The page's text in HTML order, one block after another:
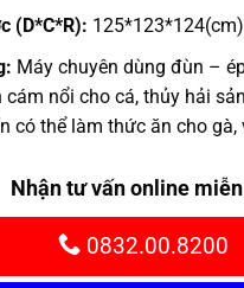
(D*C*R): 125*123*124(cm)
Máy chuyên dùng đùn –
cám nổi cho cá, thủy hải
có thể làm thức ăn cho gà,
Nhận tư vấn online
0832.00.8200